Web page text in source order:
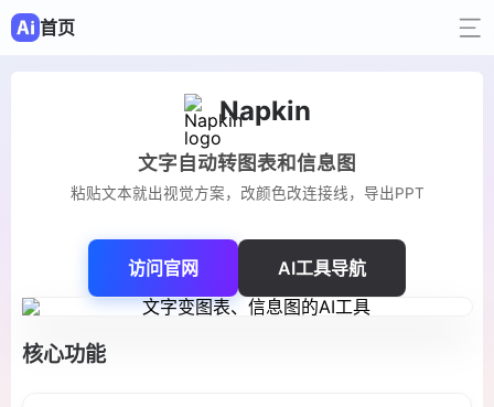
首页
Napkin
文字自动转图表和信息图
粘贴文本就出视觉方案，改颜色改连接线，导出PPT
访问官网 AI工具导航
核心功能